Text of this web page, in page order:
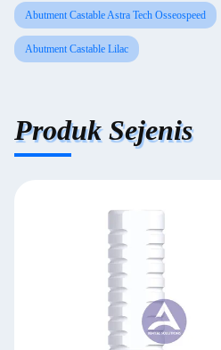
Abutment Castable Astra Tech Osseospeed
Abutment Castable Lilac
Produk Sejenis